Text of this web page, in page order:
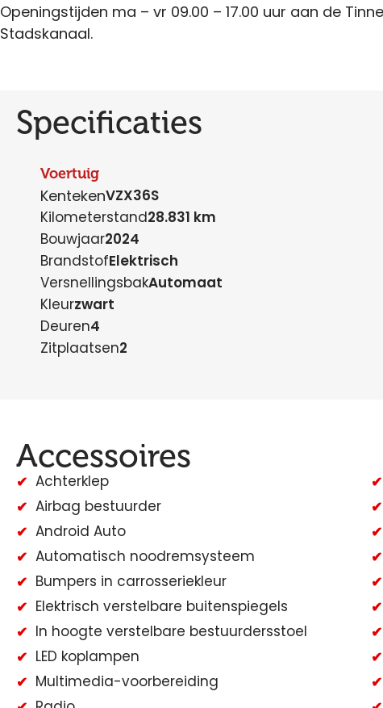
Openingstijden ma – vr 09.00 – 17.00 uur aan de
Stadskanaal.
Specificaties
Voertuig
KentekenVZX36S
Kilometerstand28.831 km
Bouwjaar2024
BrandstofElektrisch
VersnellingsbakAutomaat
Kleurzwart
Deuren4
Zitplaatsen2
Accessoires
Achterklep
Airbag bestuurder
Android Auto
Automatisch noodremsysteem
Bumpers in carrosseriekleur
Elektrisch verstelbare buitenspiegels
In hoogte verstelbare bestuurdersstoel
LED koplampen
Multimedia-voorbereiding